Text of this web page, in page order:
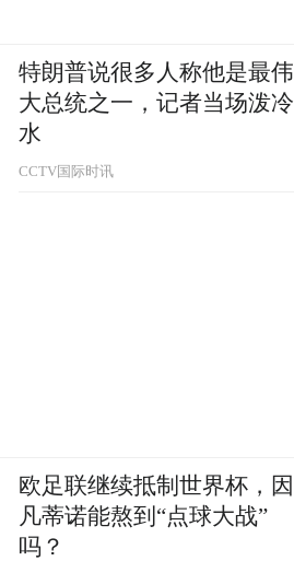
特朗普说很多人称他是最伟
大总统之一，记者当场泼冷
水
CCTV国际时讯
欧足联继续抵制世界杯，因
凡蒂诺能熬到“点球大战”
吗？